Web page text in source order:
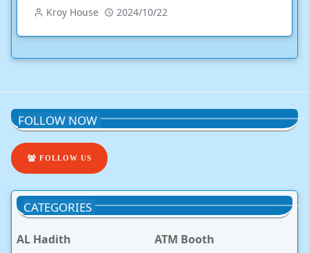
Kroy House 2024/10/22
FOLLOW NOW
FOLLOW US
CATEGORIES
AL Hadith
ATM Booth